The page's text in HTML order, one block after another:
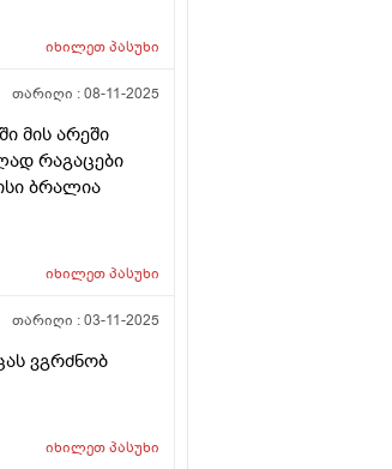
და
გამობურცული
არვიცი
იხილეთპასუხი
თარიღი :08-11-2025
მის არეში
რაგაცები
ბრალია
იხილეთპასუხი
თარიღი :03-11-2025
ვგრძნობ
იხილეთპასუხი